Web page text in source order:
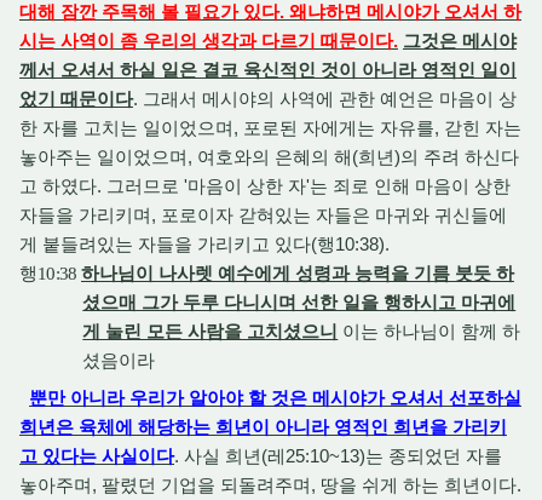
대해 잠깐 주목해 볼 필요가 있다. 왜냐하면 메시야가 오셔서 하
시는 사역이 좀 우리의 생각과 다르기 때문이다. 그것은 메시야
께서 오셔서 하실 일은 결코 육신적인 것이 아니라 영적인 일이
었기 때문이다. 그래서 메시야의 사역에 관한 예언은 마음이 상
한 자를 고치는 일이었으며, 포로된 자에게는 자유를, 갇힌 자는
놓아주는 일이었으며, 여호와의 은혜의 해(희년)의 주려 하신다
고 하였다. 그러므로 '마음이 상한 자'는 죄로 인해 마음이 상한
자들을 가리키며, 포로이자 갇혀있는 자들은 마귀와 귀신들에
게 붙들려있는 자들을 가리키고 있다(행10:38).
행10:38 하나님이 나사렛 예수에게 성령과 능력을 기름 붓듯 하
셨으매 그가 두루 다니시며 선한 일을 행하시고 마귀에
게 눌린 모든 사람을 고치셨으니 이는 하나님이 함께 하
셨음이라
뿐만 아니라 우리가 알아야 할 것은 메시야가 오셔서 선포하실
희년은 육체에 해당하는 희년이 아니라 영적인 희년을 가리키
고 있다는 사실이다. 사실 희년(레25:10~13)는 종되었던 자를
놓아주며, 팔렸던 기업을 되돌려주며, 땅을 쉬게 하는 희년이다.